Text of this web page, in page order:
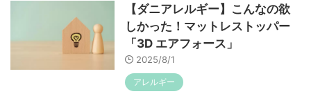
【ダニアレルギー】こんなの欲
しかった！マットレストッパー
「3D エアフォース」
2025/8/1
アレルギー